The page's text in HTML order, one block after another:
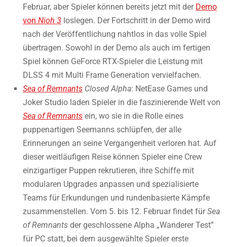
Februar, aber Spieler können bereits jetzt mit der Demo
von Nioh 3 loslegen. Der Fortschritt in der Demo wird
nach der Veröffentlichung nahtlos in das volle Spiel
übertragen. Sowohl in der Demo als auch im fertigen
Spiel können GeForce RTX-Spieler die Leistung mit
DLSS 4 mit Multi Frame Generation vervielfachen.
Sea of Remnants Closed Alpha: NetEase Games und
Joker Studio laden Spieler in die faszinierende Welt von
Sea of Remnants ein, wo sie in die Rolle eines
puppenartigen Seemanns schlüpfen, der alle
Erinnerungen an seine Vergangenheit verloren hat. Auf
dieser weitläufigen Reise können Spieler eine Crew
einzigartiger Puppen rekrutieren, ihre Schiffe mit
modularen Upgrades anpassen und spezialisierte
Teams für Erkundungen und rundenbasierte Kämpfe
zusammenstellen. Vom 5. bis 12. Februar findet fürSea
of Remnants der geschlossene Alpha „Wanderer Test”
für PC statt, bei dem ausgewählte Spieler erste